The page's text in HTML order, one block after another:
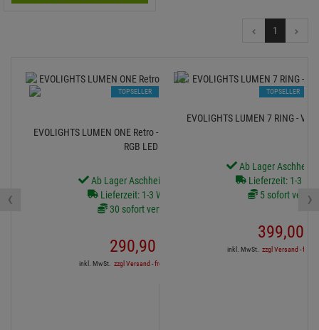
1
EVOLIGHTS LUMEN ONE Retro - 6x60W WW + 96x0,5W
RGB LED
Ab Lager Aschheim lieferbar
Lieferzeit: 1-3 Werktage
30 sofort verfügbar
290,90
inkl. MwSt. zzgl Versand - frei ab 90,-€ in DE
TOPSELLER
EVOLIGHTS LUMEN 7 RING -
Ab Lager
Lieferzeit: 1-3
5 sofort
399,00
inkl. MwSt. zzgl Versand - frei
TOPSELLER
‹ ›